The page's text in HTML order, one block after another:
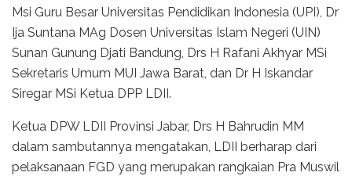
Msi Guru Besar Universitas Pendidikan Indonesia (UPI), Dr
Ija Suntana MAg Dosen Universitas Islam Negeri (UIN)
Sunan Gunung Djati Bandung, Drs H Rafani Akhyar MSi
Sekretaris Umum MUI Jawa Barat, dan Dr H Iskandar
Siregar MSi Ketua DPP LDII.
Ketua DPW LDII Provinsi Jabar, Drs H Bahrudin MM
dalam sambutannya mengatakan, LDII berharap dari
pelaksanaan FGD yang merupakan rangkaian Pra Muswil